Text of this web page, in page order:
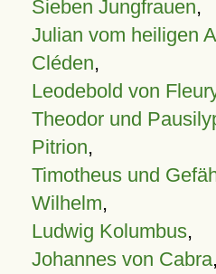
Sieben Jungfrauen,
Julian vom heiligen
Cléden,
Leodebold von
Theodor und
Pitrion,
Timotheus und
Wilhelm,
Ludwig Kolumbus,
Johannes von Cabra,